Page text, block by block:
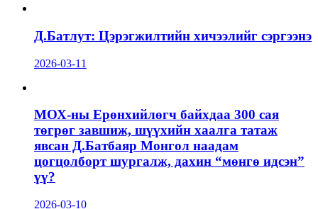
Д.Батлут: Цэрэгжилтийн хичээлийг сэргээнэ
2026-03-11
МОХ-ны Ерөнхийлөгч байхдаа 300 сая
төгрөг завшиж, шүүхийн хаалга татаж
явсан Д.Батбаяр Монгол наадам
цогцолборт шургалж, дахин “мөнгө идсэн”
үү?
2026-03-10